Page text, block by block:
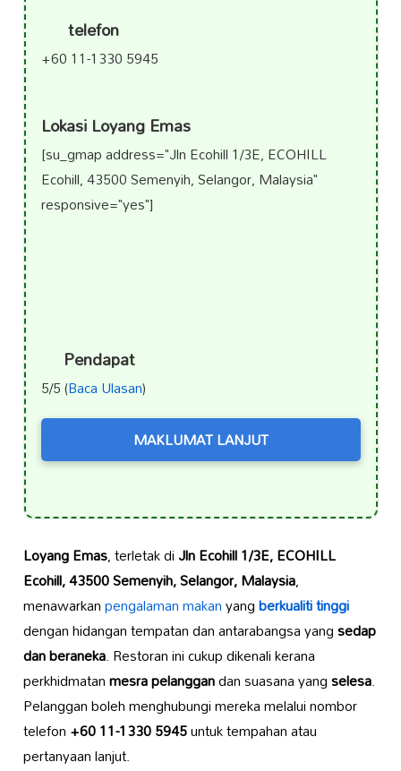
telefon
+60 11-1330 5945
Lokasi Loyang Emas
[su_gmap address="Jln Ecohill 1/3E, ECOHILL
Ecohill, 43500 Semenyih, Selangor, Malaysia"
responsive="yes"]
Pendapat
5/5 (Baca Ulasan)
MAKLUMAT LANJUT
Loyang Emas, terletak diJln Ecohill 1/3E, ECOHILL
Ecohill, 43500 Semenyih, Selangor, Malaysia,
menawarkanpengalaman makanyangberkualiti tinggi
dengan hidangan tempatan dan antarabangsa yangsedap
dan beraneka. Restoran ini cukup dikenali kerana
perkhidmatanmesra pelanggandan suasana yangselesa.
Pelanggan boleh menghubungi mereka melalui nombor
telefon+60 11-1330 5945untuk tempahan atau
pertanyaan lanjut.